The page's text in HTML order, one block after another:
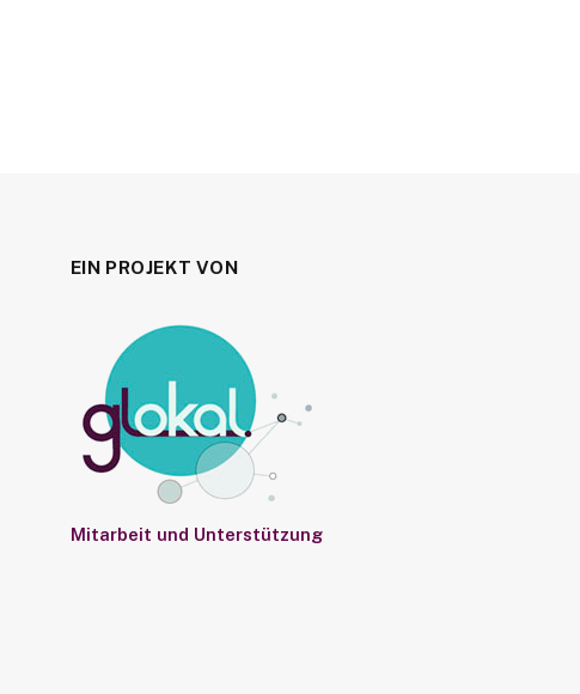
EIN PROJEKT VON
Mitarbeit und Unterstützung